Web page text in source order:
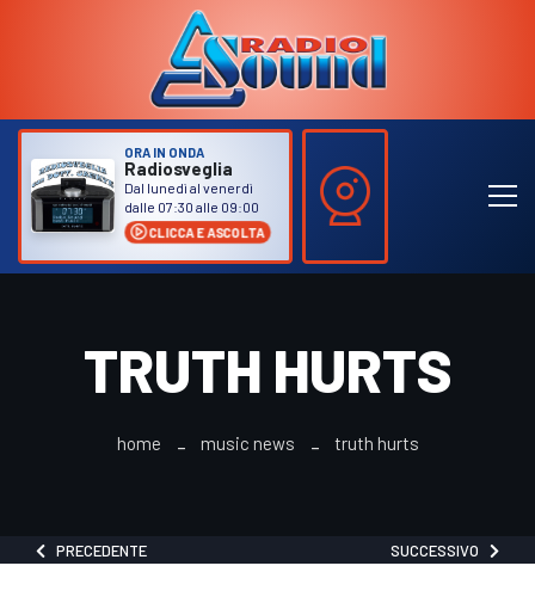
ORA IN ONDA
Radiosveglia
Dal lunedì al venerdì
dalle 07:30 alle 09:00
CLICCA E ASCOLTA
TRUTH HURTS
home music news truth hurts
PRECEDENTE SUCCESSIVO